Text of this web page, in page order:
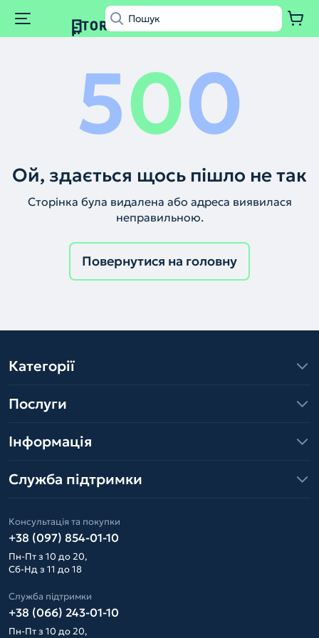
500
Ой, здається щось пішло не так
Сторінка була видалена або адреса виявилася
неправильною.
Повернутися на головну
Категорії
Послуги
Інформація
Служба підтримки
Консультація та покупки
+38 (097) 854-01-10
Пн-Пт з 10 до 20,
Сб-Нд з 11 до 18
Служба підтримки
+38 (066) 243-01-10
Пн-Пт з 10 до 20,